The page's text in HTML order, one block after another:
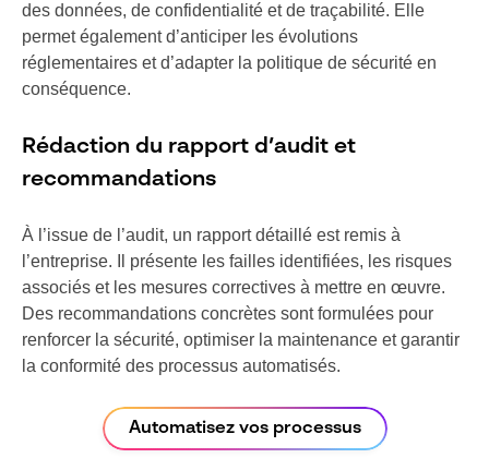
des données, de confidentialité et de traçabilité. Elle
permet également d’anticiper les évolutions
réglementaires et d’adapter la politique de sécurité en
conséquence.
Rédaction du rapport d’audit et
recommandations
À l’issue de l’audit, un rapport détaillé est remis à
l’entreprise. Il présente les failles identifiées, les risques
associés et les mesures correctives à mettre en œuvre.
Des recommandations concrètes sont formulées pour
renforcer la sécurité, optimiser la maintenance et garantir
la conformité des processus automatisés.
Automatisez vos processus